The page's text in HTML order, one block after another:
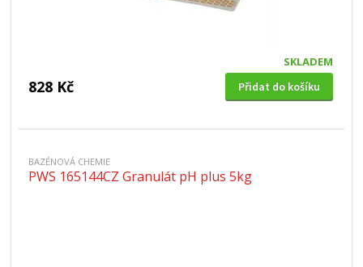
SKLADEM
828 Kč Přidat do košíku
BAZÉNOVÁ CHEMIE
PWS 165144CZ Granulát pH plus 5kg